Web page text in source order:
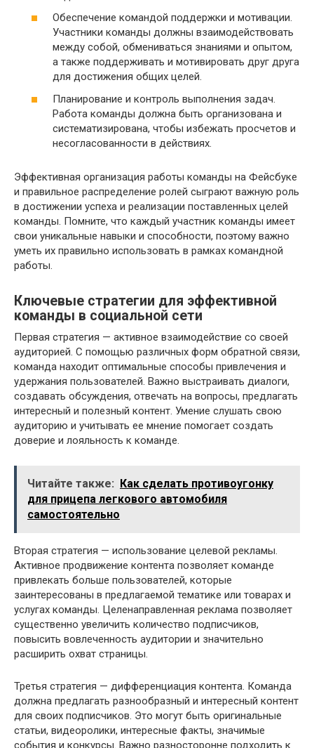
Обеспечение командой поддержки и мотивации.
Участники команды должны взаимодействовать
между собой, обмениваться знаниями и опытом,
а также поддерживать и мотивировать друг друга
для достижения общих целей.
Планирование и контроль выполнения задач.
Работа команды должна быть организована и
систематизирована, чтобы избежать просчетов и
несогласованности в действиях.
Эффективная организация работы команды на Фейсбуке
и правильное распределение ролей сыграют важную роль
в достижении успеха и реализации поставленных целей
команды. Помните, что каждый участник команды имеет
свои уникальные навыки и способности, поэтому важно
уметь их правильно использовать в рамках командной
работы.
Ключевые стратегии для эффективной
команды в социальной сети
Первая стратегия — активное взаимодействие со своей
аудиторией. С помощью различных форм обратной связи,
команда находит оптимальные способы привлечения и
удержания пользователей. Важно выстраивать диалоги,
создавать обсуждения, отвечать на вопросы, предлагать
интересный и полезный контент. Умение слушать свою
аудиторию и учитывать ее мнение помогает создать
доверие и лояльность к команде.
Читайте также: Как сделать противоугонку
для прицепа легкового автомобиля
самостоятельно
Вторая стратегия — использование целевой рекламы.
Активное продвижение контента позволяет команде
привлекать больше пользователей, которые
заинтересованы в предлагаемой тематике или товарах и
услугах команды. Целенаправленная реклама позволяет
существенно увеличить количество подписчиков,
повысить вовлеченность аудитории и значительно
расширить охват страницы.
Третья стратегия — дифференциация контента. Команда
должна предлагать разнообразный и интересный контент
для своих подписчиков. Это могут быть оригинальные
статьи, видеоролики, интересные факты, значимые
события и конкурсы. Важно разносторонне подходить к